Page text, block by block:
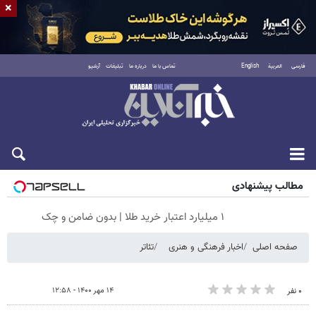
فارسی العربية English تماس با ما درباره ما تبلیغات آرشیو
شنبه ۱۷ مرداد ۱۴۰۵
مطالب پیشنهادی
۱ میلیارد اعتبار خرید طلا | بدون ضامن و چک
صفحه اصلی اخبار فرهنگی و هنری تئاتر
۰ نفر ۱۴ مهر ۱۴۰۰ - ۱۲:۵۸
×